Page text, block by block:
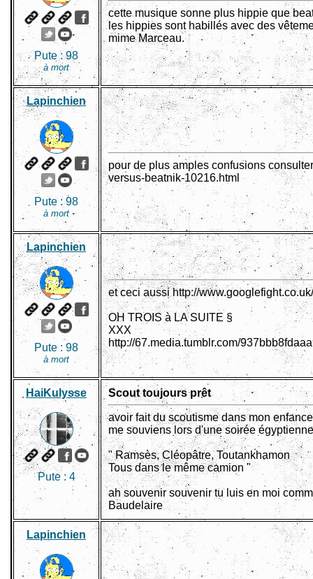
Pute :98
à mort
cette musique sonne plus hippie que
les hippies sont habillés avec des
mime Marceau.
Lapinchien
Pute : 98
à mort
pour de plus amples confusions
versus-beatnik-10216.html
Lapinchien
Pute : 98
à mort
et ceci aussi http://
OH TROIS à LA SUITE §
XXX
http://67.media.tumblr.com/
HaiKulysse
Pute : 4
Scout toujours prêt
avoir fait du scoutisme dans mon
me souviens lors d'une soirée
" Ramsès, Cléopâtre, Toutankhamon
Tous dans le même camion "
ah souvenir souvenir tu luis en moi
Baudelaire
Lapinchien